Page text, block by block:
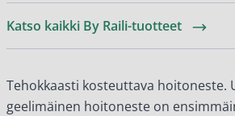
Katso kaikki By Raili-tuotteet
Tehokkaasti kosteuttava hoitoneste.
geelimäinen hoitoneste on